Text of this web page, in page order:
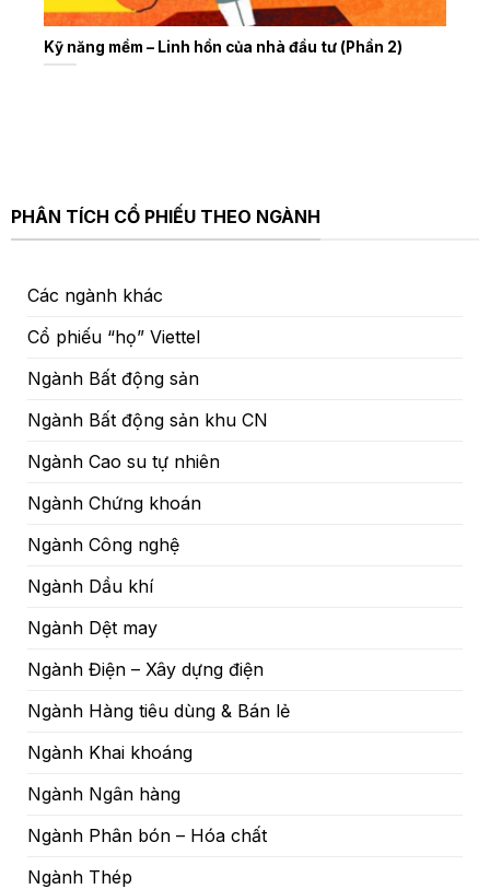
Kỹ năng mềm – Linh hồn của nhà đầu tư (Phần 2)
PHÂN TÍCH CỔ PHIẾU THEO NGÀNH
Các ngành khác
Cổ phiếu “họ” Viettel
Ngành Bất động sản
Ngành Bất động sản khu CN
Ngành Cao su tự nhiên
Ngành Chứng khoán
Ngành Công nghệ
Ngành Dầu khí
Ngành Dệt may
Ngành Điện – Xây dựng điện
Ngành Hàng tiêu dùng & Bán lẻ
Ngành Khai khoáng
Ngành Ngân hàng
Ngành Phân bón – Hóa chất
Ngành Thép